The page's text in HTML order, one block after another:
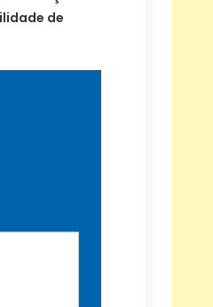
de